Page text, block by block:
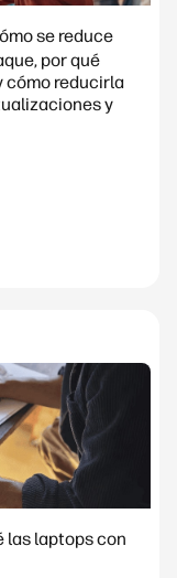
se reduce
por qué
cómo reducirla
y
las laptops con